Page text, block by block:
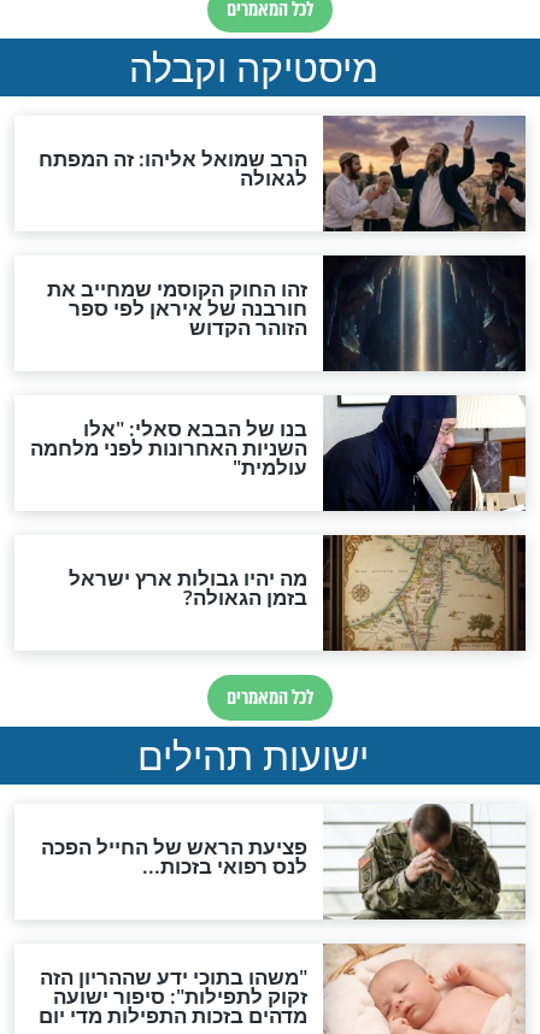
מה יהיה בימות המשיח?
"לפני הגאולה תהיה אפיקורסות
והכחשה גדולה מאוד של
האמונה"
האם לאחר בוא המשיח יהיה
אפשר לחזור בתשובה?
לכל המאמרים
להמתקת הדינים וביטול
גזרות
סגולת ע"ב שמות הקודש